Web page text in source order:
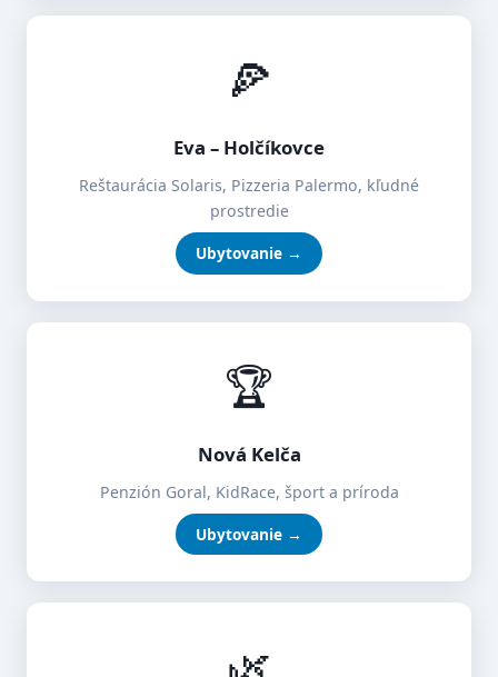
🍕
Eva – Holčíkovce
Reštaurácia Solaris, Pizzeria Palermo, kľudné
prostredie
Ubytovanie →
🏆
Nová Kelča
Penzión Goral, KidRace, šport a príroda
Ubytovanie →